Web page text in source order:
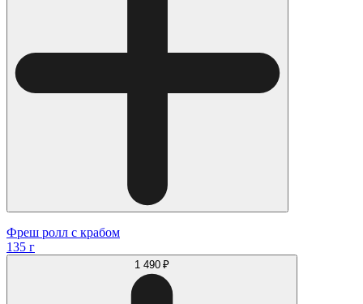
Фреш ролл с крабом
135 г
1 490 ₽